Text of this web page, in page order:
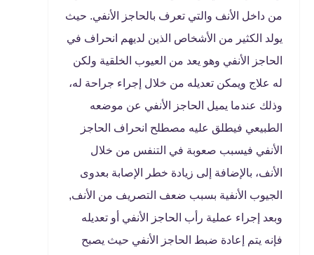
من داخل الأنف والتي تعرف بالحاجز الأنفي. حيث
يولد الكثير من الأشخاص الذين لديهم انحراف في
الحاجز الأنفي وهو يعد من العيوب الخلقية ولكن
له علاج ويمكن تعديله من خلال إجراء جراحة له،
وذلك عندما يميل الحاجز الأنفي عن موضعه
الطبيعي فيطلق عليه مصطلح انحراف الحاجز
الأنفي فيسبب صعوبة في التنفس من خلال
الأنف، بالإضافة إلى زيادة خطر الإصابة بعدوى
الجيوب الأنفية بسبب ضعف التصريف من الأنف,
وبعد إجراء عملية رأب الحاجز الأنفي أو تعديله
فإنه يتم إعادة ضبط الحاجز الأنفي حيث يصبح